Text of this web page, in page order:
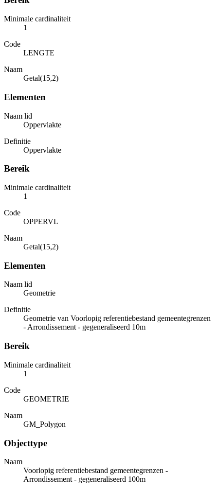
Minimale cardinaliteit
1
Code
LENGTE
Naam
Getal(15,2)
Elementen
Naam lid
Oppervlakte
Definitie
Oppervlakte
Bereik
Minimale cardinaliteit
1
Code
OPPERVL
Naam
Getal(15,2)
Elementen
Naam lid
Geometrie
Definitie
Geometrie van Voorlopig referentiebestand gemeentegrenzen
- Arrondissement - gegeneraliseerd 10m
Bereik
Minimale cardinaliteit
1
Code
GEOMETRIE
Naam
GM_Polygon
Objecttype
Naam
Voorlopig referentiebestand gemeentegrenzen -
Arrondissement - gegeneraliseerd 100m